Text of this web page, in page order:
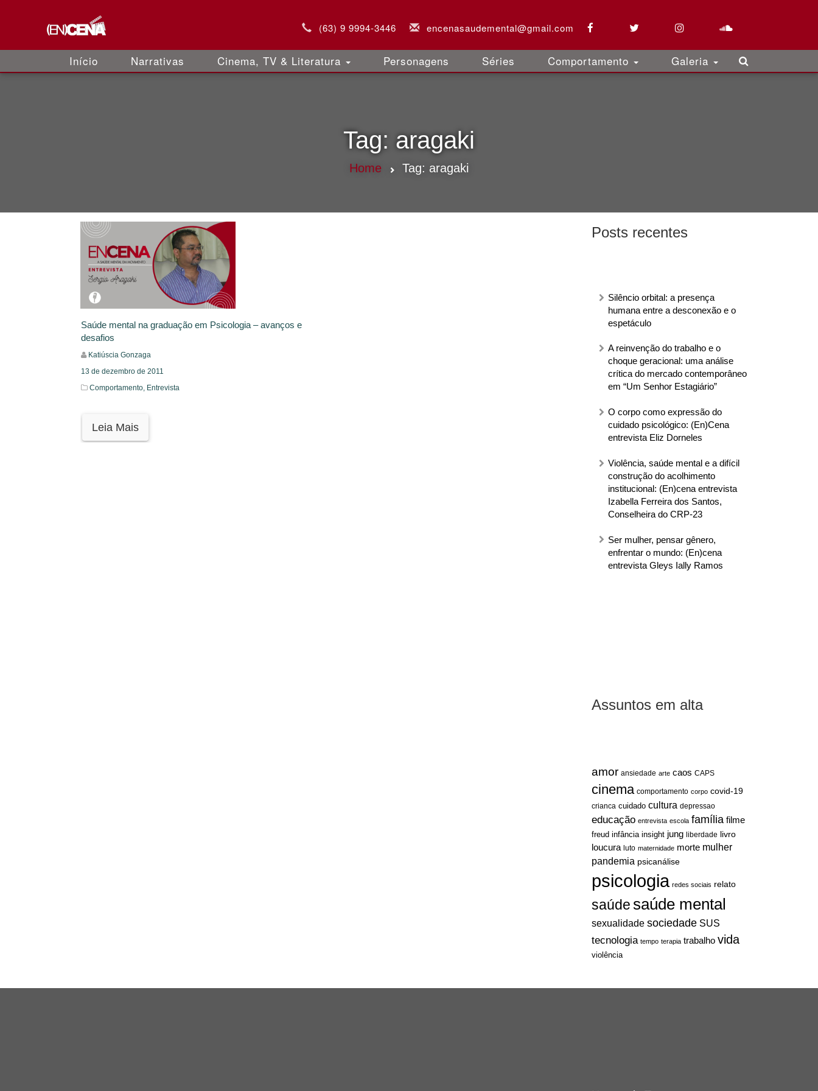
(63) 9 9994-3446 encenasaudemental@gmail.com
Início Narrativas Cinema, TV & Literatura Personagens Séries Comportamento Galeria
Tag: aragaki
Home Tag: aragaki
Posts recentes
Silêncio orbital: a presença
humana entre a desconexão e o
espetáculo
A reinvenção do trabalho e o
choque geracional: uma análise
crítica do mercado contemporâneo
em “Um Senhor Estagiário”
O corpo como expressão do
cuidado psicológico: (En)Cena
entrevista Eliz Dorneles
Violência, saúde mental e a difícil
construção do acolhimento
institucional: (En)cena entrevista
Izabella Ferreira dos Santos,
Conselheira do CRP-23
Ser mulher, pensar gênero,
enfrentar o mundo: (En)cena
entrevista Gleys Ially Ramos
Assuntos em alta
amor ansiedade arte caos CAPS
cinema comportamento corpo covid-19
crianca cuidado cultura depressao
educação entrevista escola família filme
freud infância insight jung liberdade livro
loucura luto maternidade morte mulher
pandemia psicanálise
psicologia redes sociais relato
saúdesaúde mental
sexualidade sociedade SUS
tecnologia tempo terapia trabalho vida
violência
Saúde mental na graduação em Psicologia – avanços e
desafios
Katiúscia Gonzaga
13 de dezembro de 2011
Comportamento, Entrevista
Leia Mais